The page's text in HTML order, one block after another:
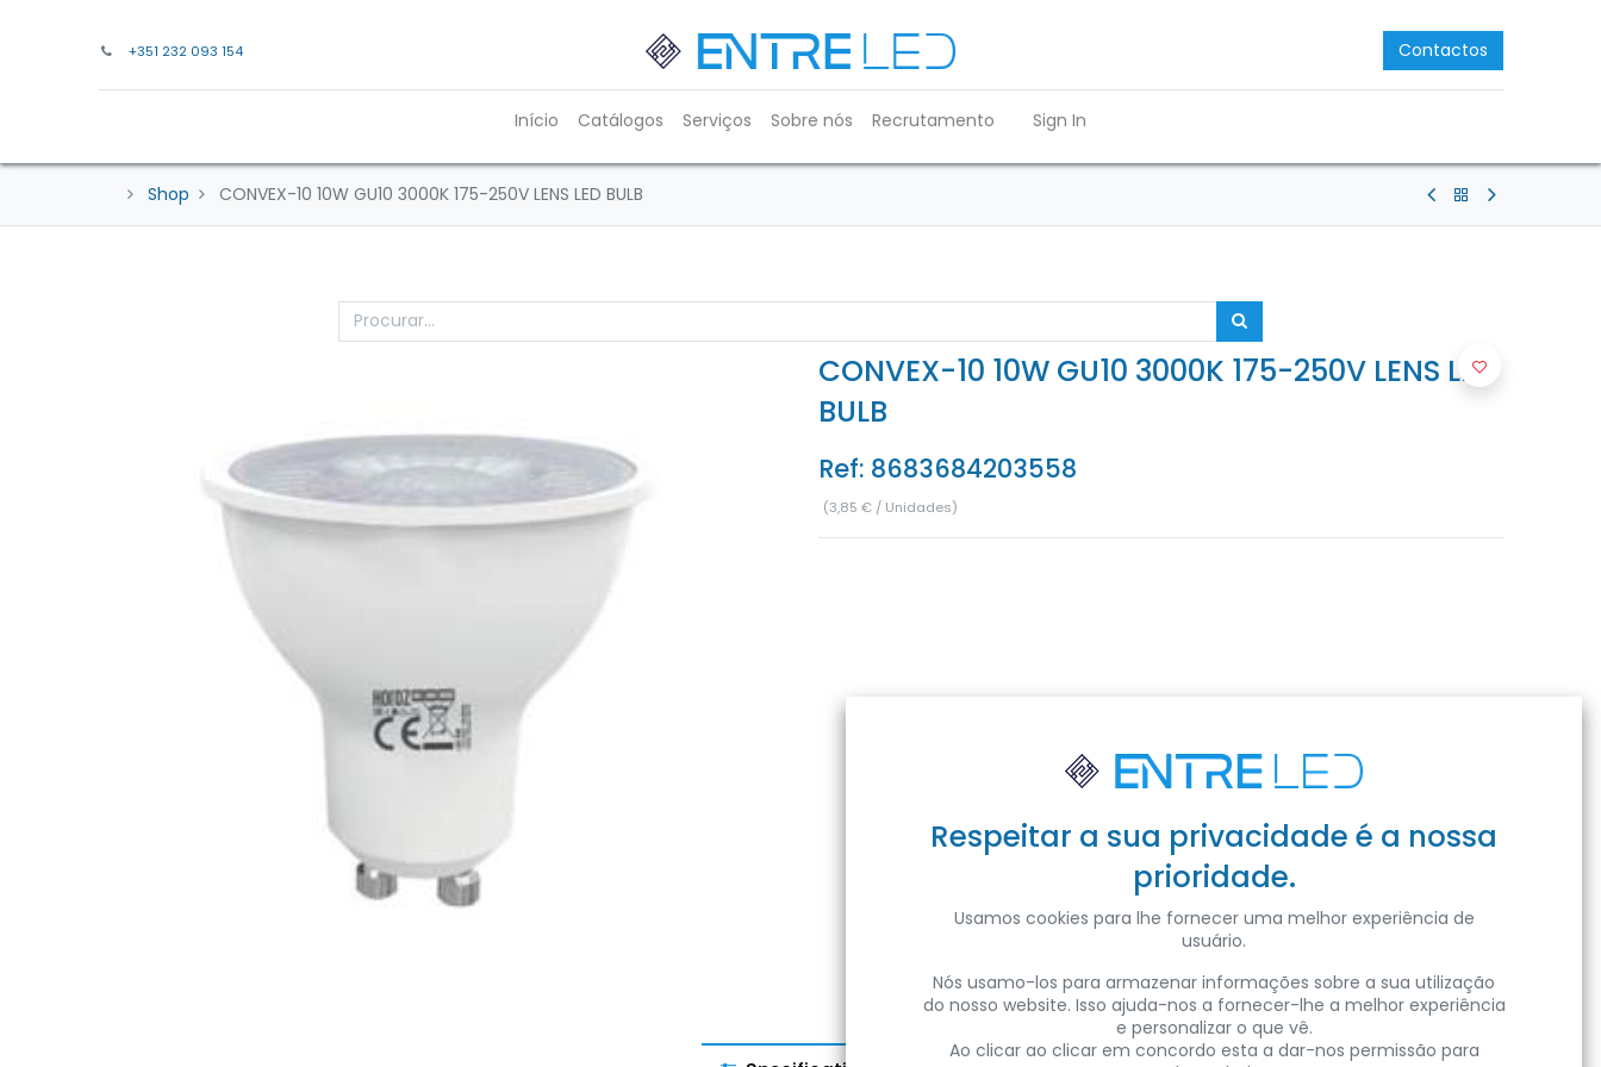
+351 232 093 154 Contactos
Início Catálogos Serviços Sobre nós Recrutamento Sign In
Shop CONVEX-10 10W GU10 3000K 175-250V LENS LED BULB
CONVEX-10 10W GU10 3000K 175-250V LENS LED
BULB
Ref: 8683684203558
(3,85 € / Unidades)
Respeitar a sua privacidade é a nossa
prioridade.
Usamos cookies para lhe fornecer uma melhor experiência de
usuário.
Nós usamo-los para armazenar informações sobre a sua utilização
do nosso website. Isso ajuda-nos a fornecer-lhe a melhor experiência
e personalizar o que vê.
Ao clicar ao clicar em concordo esta a dar-nos permissão para